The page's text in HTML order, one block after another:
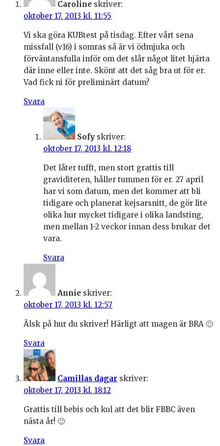
Caroline skriver:
oktober 17, 2013 kl. 11:55
Vi ska göra KUBtest på tisdag. Efter vårt sena
missfall (v16) i somras så är vi ödmjuka och
förväntansfulla inför om det slår något litet hjärta
där inne eller inte. Skönt att det såg bra ut för er.
Vad fick ni för preliminärt datum?
Svara
Sofy skriver:
oktober 17, 2013 kl. 12:18
Det låter tufft, men stort grattis till
graviditeten, håller tummen för er. 27 april
har vi som datum, men det kommer att bli
tidigare och planerat kejsarsnitt, de gör lite
olika hur mycket tidigare i olika landsting,
men mellan 1-2 veckor innan dess brukar det
vara.
Svara
Annie skriver:
oktober 17, 2013 kl. 12:57
Älsk på hur du skriver! Härligt att magen är BRA 🙂
Svara
Camillas dagar skriver:
oktober 17, 2013 kl. 18:12
Grattis till bebis och kul att det blir FBBC även
nästa år! 🙂
Svara